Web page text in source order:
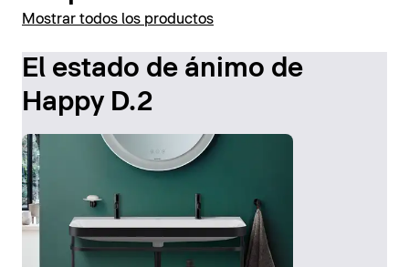
Mostrar todos los productos
El estado de ánimo de
Happy D.2